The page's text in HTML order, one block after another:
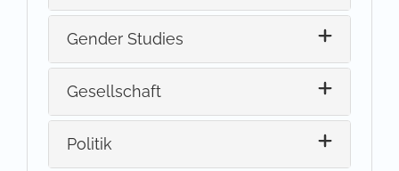
Gender Studies
Gesellschaft
Politik